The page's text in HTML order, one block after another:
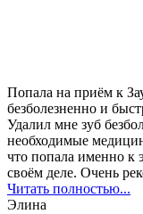
Попала на приём к
безболезненно и
Удалил мне зуб
необходимые
что попала именно к
своём деле. Очень
Читать полностью...
Элина